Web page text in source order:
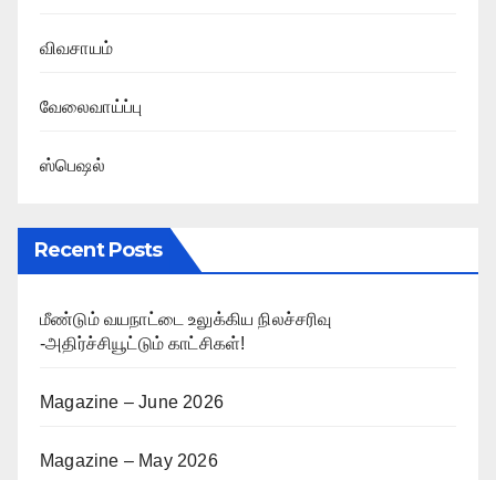
விவசாயம்
வேலைவாய்ப்பு
ஸ்பெஷல்
Recent Posts
மீண்டும் வயநாட்டை உலுக்கிய நிலச்சரிவு
-அதிர்ச்சியூட்டும் காட்சிகள்!
Magazine – June 2026
Magazine – May 2026